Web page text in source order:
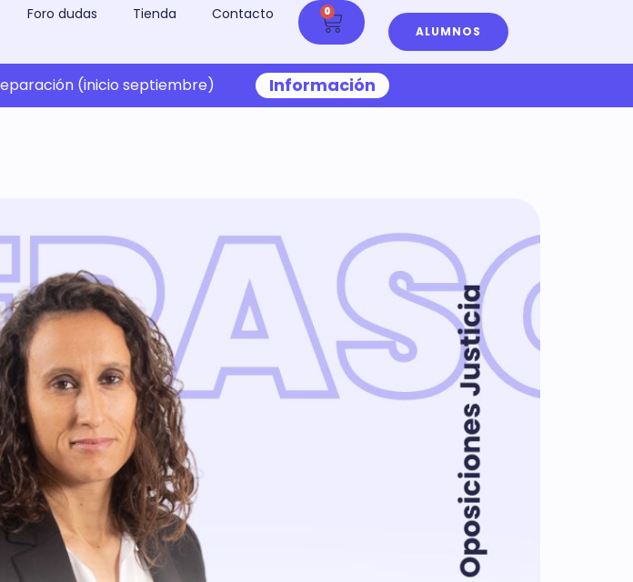
Foro dudas Tienda Contacto 0
ALUMNOS
(inicio septiembre) Información